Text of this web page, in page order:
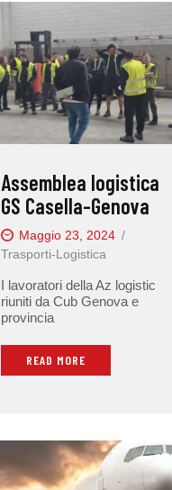
Assemblea logistica
GS Casella-Genova
Maggio 23, 2024
Trasporti-Logistica
I lavoratori della Az logistic
riuniti da Cub Genova e
provincia
READ MORE